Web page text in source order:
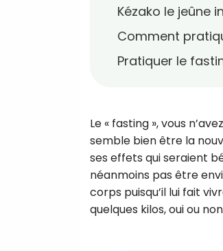
Kézako le jeûne
Comment
Pratiquer le
Le « fasting », vous
semble bien être la
ses effets qui seraient
néanmoins pas être
corps puisqu’il lui fait
quelques kilos, oui ou